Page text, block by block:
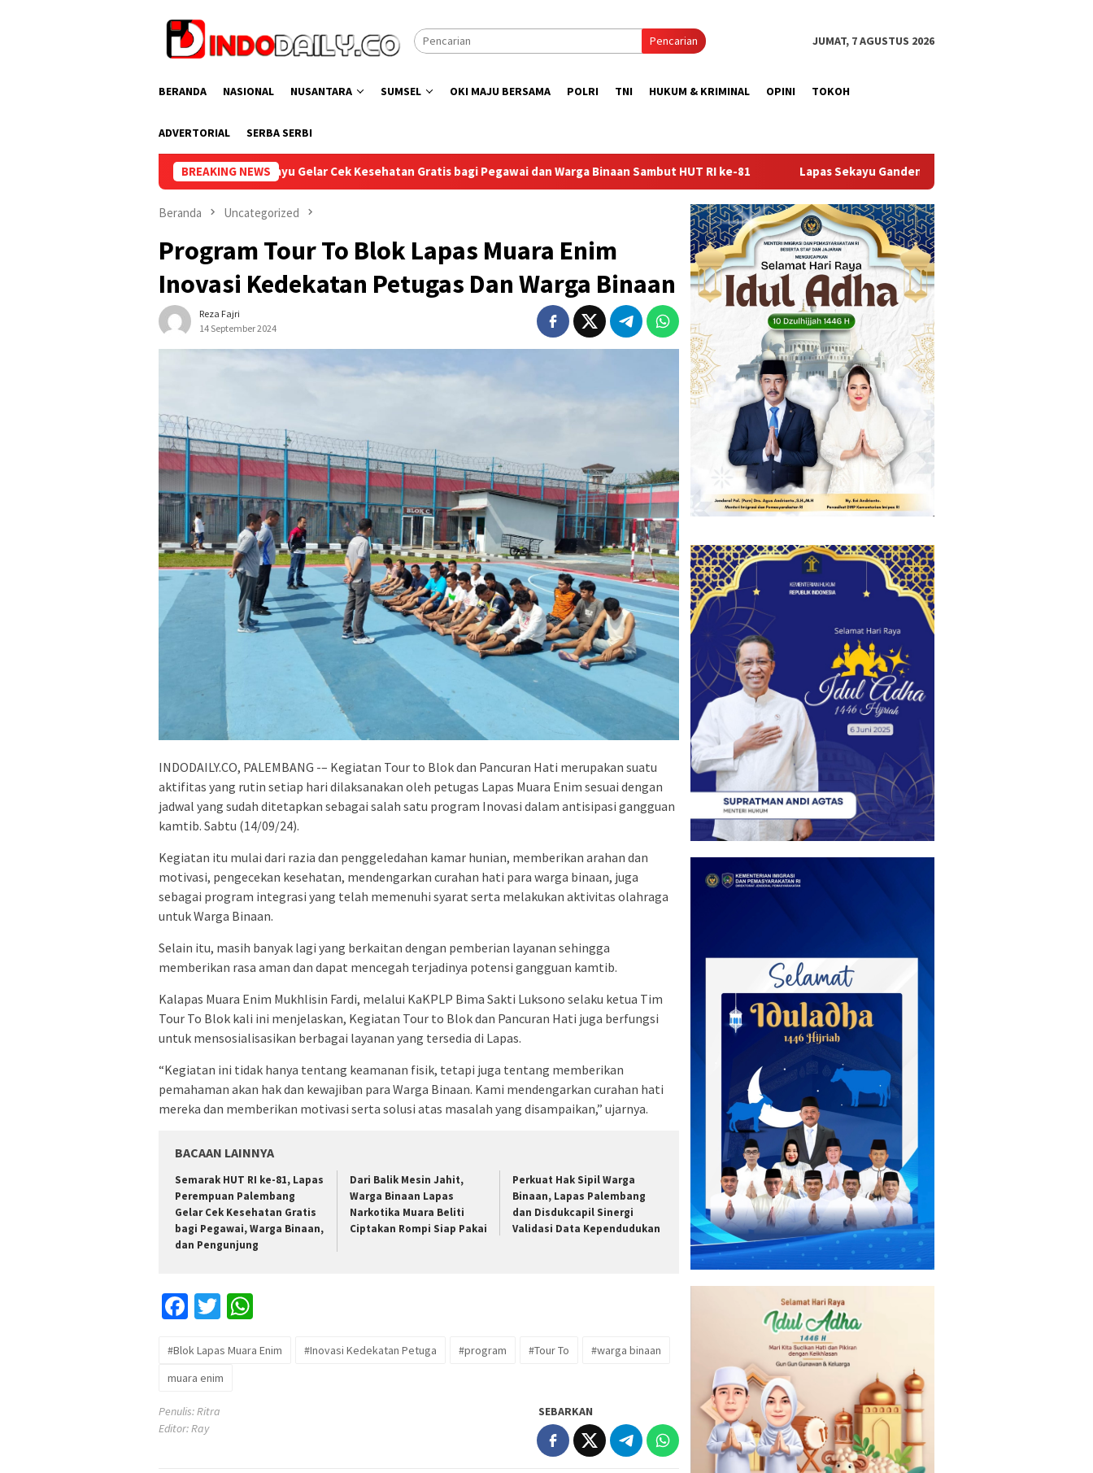
Pencarian JUMAT, 7 AGUSTUS 2026
BERANDA NASIONAL NUSANTARA SUMSEL OKI MAJU BERSAMA POLRI TNI HUKUM & KRIMINAL OPINI TOKOH
ADVERTORIAL SERBA SERBI
BREAKING NEWS
Lapas Sekayu Gelar Cek Kesehatan Gratis bagi Pegawai dan Warga Binaan Sambut HUT RI ke-81 Lapas Sekayu Gandeng Kwarcab Muba Berikan Materi Dasar Kepramukaan ke Warga
Beranda Uncategorized
Program Tour To Blok Lapas Muara Enim
Inovasi Kedekatan Petugas Dan Warga Binaan
Reza Fajri
14 September 2024
INDODAILY.CO, PALEMBANG -– Kegiatan Tour to Blok dan Pancuran Hati merupakan suatu
aktifitas yang rutin setiap hari dilaksanakan oleh petugas Lapas Muara Enim sesuai dengan
jadwal yang sudah ditetapkan sebagai salah satu program Inovasi dalam antisipasi gangguan
kamtib. Sabtu (14/09/24).
Kegiatan itu mulai dari razia dan penggeledahan kamar hunian, memberikan arahan dan
motivasi, pengecekan kesehatan, mendengarkan curahan hati para warga binaan, juga
sebagai program integrasi yang telah memenuhi syarat serta melakukan aktivitas olahraga
untuk Warga Binaan.
Selain itu, masih banyak lagi yang berkaitan dengan pemberian layanan sehingga
memberikan rasa aman dan dapat mencegah terjadinya potensi gangguan kamtib.
Kalapas Muara Enim Mukhlisin Fardi, melalui KaKPLP Bima Sakti Luksono selaku ketua Tim
Tour To Blok kali ini menjelaskan, Kegiatan Tour to Blok dan Pancuran Hati juga berfungsi
untuk mensosialisasikan berbagai layanan yang tersedia di Lapas.
“Kegiatan ini tidak hanya tentang keamanan fisik, tetapi juga tentang memberikan
pemahaman akan hak dan kewajiban para Warga Binaan. Kami mendengarkan curahan hati
mereka dan memberikan motivasi serta solusi atas masalah yang disampaikan,” ujarnya.
BACAAN LAINNYA
Semarak HUT RI ke-81, Lapas
Perempuan Palembang
Gelar Cek Kesehatan Gratis
bagi Pegawai, Warga Binaan,
dan Pengunjung
Dari Balik Mesin Jahit,
Warga Binaan Lapas
Narkotika Muara Beliti
Ciptakan Rompi Siap Pakai
Perkuat Hak Sipil Warga
Binaan, Lapas Palembang
dan Disdukcapil Sinergi
Validasi Data Kependudukan
Facebook
Twitter
#Blok Lapas Muara Enim #Inovasi Kedekatan Petuga #program #Tour To
#warga binaan
muara enim
Penulis: Ritra
Editor: Ray
SEBARKAN